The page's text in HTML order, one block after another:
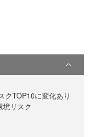
クTOP10に変化あり
リスク